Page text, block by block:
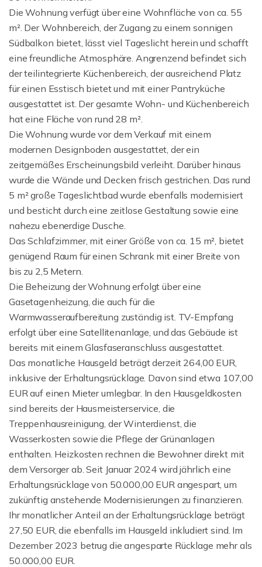
Die Wohnung verfügt über eine Wohnfläche von ca. 55
m². Der Wohnbereich, der Zugang zu einem sonnigen
Südbalkon bietet, lässt viel Tageslicht herein und schafft
eine freundliche Atmosphäre. Angrenzend befindet sich
der teilintegrierte Küchenbereich, der ausreichend Platz
für einen Esstisch bietet und mit einer Pantryküche
ausgestattet ist. Der gesamte Wohn- und Küchenbereich
hat eine Fläche von rund 28 m².
Die Wohnung wurde vor dem Verkauf mit einem
modernen Designboden ausgestattet, der ein
zeitgemäßes Erscheinungsbild verleiht. Darüber hinaus
wurde die Wände und Decken frisch gestrichen. Das rund
5 m² große Tageslichtbad wurde ebenfalls modernisiert
und besticht durch eine zeitlose Gestaltung sowie eine
nahezu ebenerdige Dusche.
Das Schlafzimmer, mit einer Größe von ca. 15 m², bietet
genügend Raum für einen Schrank mit einer Breite von
bis zu 2,5 Metern.
Die Beheizung der Wohnung erfolgt über eine
Gasetagenheizung, die auch für die
Warmwasseraufbereitung zuständig ist. TV-Empfang
erfolgt über eine Satellitenanlage, und das Gebäude ist
bereits mit einem Glasfaseranschluss ausgestattet.
Das monatliche Hausgeld beträgt derzeit 264,00 EUR,
inklusive der Erhaltungsrücklage. Davon sind etwa 107,00
EUR auf einen Mieter umlegbar. In den Hausgeldkosten
sind bereits der Hausmeisterservice, die
Treppenhausreinigung, der Winterdienst, die
Wasserkosten sowie die Pflege der Grünanlagen
enthalten. Heizkosten rechnen die Bewohner direkt mit
dem Versorger ab. Seit Januar 2024 wird jährlich eine
Erhaltungsrücklage von 50.000,00 EUR angespart, um
zukünftig anstehende Modernisierungen zu finanzieren.
Ihr monatlicher Anteil an der Erhaltungsrücklage beträgt
27,50 EUR, die ebenfalls im Hausgeld inkludiert sind. Im
Dezember 2023 betrug die angesparte Rücklage mehr als
50.000,00 EUR.